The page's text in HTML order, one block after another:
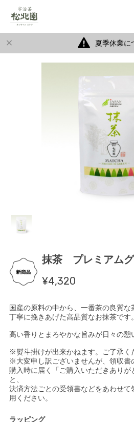
夏季休業に
抹茶 プレミアム
¥4,320
国産の原料の中から、一番茶の良質な
丁寧に挽きあげた高品質なお抹茶です。
高い香りとまろやかな旨みが日々の憩
※熨斗掛けが出来かねます。ご了承く
※大変申し訳ございませんが、領収書
購入時に届く「ご購入いただきあり
と、
決済方法ごとの受領書などをあわせて
用ください。
ラッピング